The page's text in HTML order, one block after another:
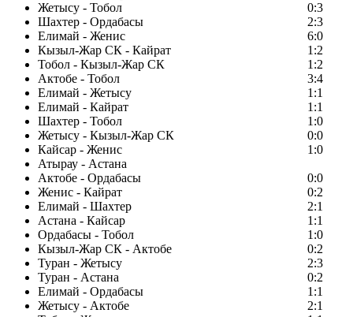
Жетысу - Тобол
0:3
Шахтер - Ордабасы
2:3
Елимай - Женис
6:0
Кызыл-Жар СК - Кайрат
1:2
Тобол - Кызыл-Жар СК
1:2
Актобе - Тобол
3:4
Елимай - Жетысу
1:1
Елимай - Кайрат
1:1
Шахтер - Тобол
1:0
Жетысу - Кызыл-Жар СК
0:0
Кайсар - Женис
1:0
Атырау - Астана
Актобе - Ордабасы
0:0
Женис - Кайрат
0:2
Елимай - Шахтер
2:1
Астана - Кайсар
1:1
Ордабасы - Тобол
1:0
Кызыл-Жар СК - Актобе
0:2
Туран - Жетысу
2:3
Туран - Астана
0:2
Елимай - Ордабасы
1:1
Жетысу - Актобе
2:1